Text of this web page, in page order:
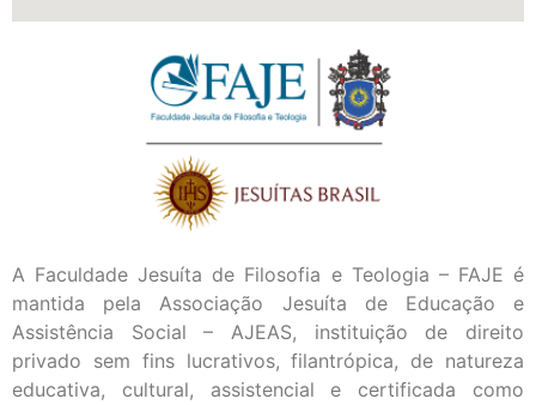
A Faculdade Jesuíta de Filosofia e Teologia – FAJE é
mantida pela Associação Jesuíta de Educação e
Assistência Social – AJEAS, instituição de direito
privado sem fins lucrativos, filantrópica, de natureza
educativa, cultural, assistencial e certificada como